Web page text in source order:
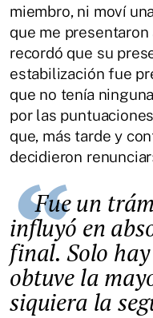
miembro, ni moví
que me
recordó que su
estabilización fue
que no tenía
por las
que, más tarde y
decidieron
Fue un trámite ordinario que no
influyó en
final. Solo
obtuve la
siquiera la